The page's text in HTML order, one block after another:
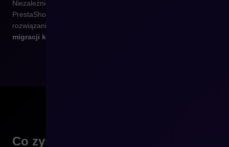
Niezależnie od tego, czy korzystasz z WooCommerce,
PrestaShop, Magento, Shoper, Shopify czy dedykowanego
rozwiązania –
migracji krok po kroku.
Co zyskasz, migrując do